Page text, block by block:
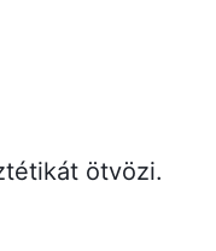
ötvözi.